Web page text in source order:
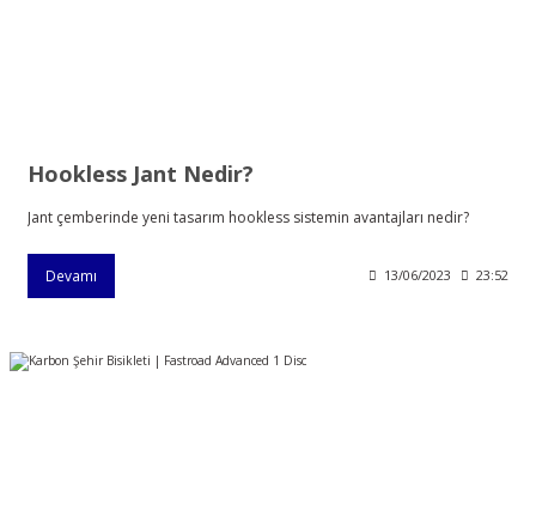
Hookless Jant Nedir?
Jant çemberinde yeni tasarım hookless sistemin avantajları nedir?
Devamı 13/06/2023 23:52